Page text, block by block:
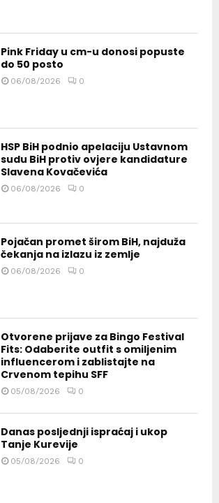
Pink Friday u cm-u donosi popuste
do 50 posto
06/08/2026 0
HSP BiH podnio apelaciju Ustavnom
sudu BiH protiv ovjere kandidature
Slavena Kovačevića
06/08/2026 0
Pojačan promet širom BiH, najduža
čekanja na izlazu iz zemlje
06/08/2026 0
Otvorene prijave za Bingo Festival
Fits: Odaberite outfit s omiljenim
influencerom i zablistajte na
Crvenom tepihu SFF
05/08/2026 0
Danas posljednji ispraćaj i ukop
Tanje Kurevije
05/08/2026 0